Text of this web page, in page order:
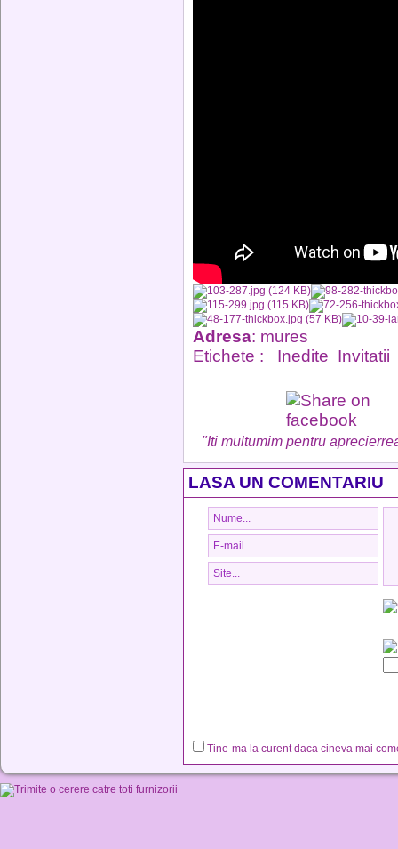
Adresa: mures
Etichete :
Inedite Invitatii
"Iti multumim pentru
LASA UN COMENTARIU
Tine-ma la curent daca cineva mai